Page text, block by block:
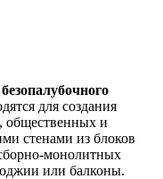
для создания
общественных и
стенами из блоков
монолитных
или балконы.